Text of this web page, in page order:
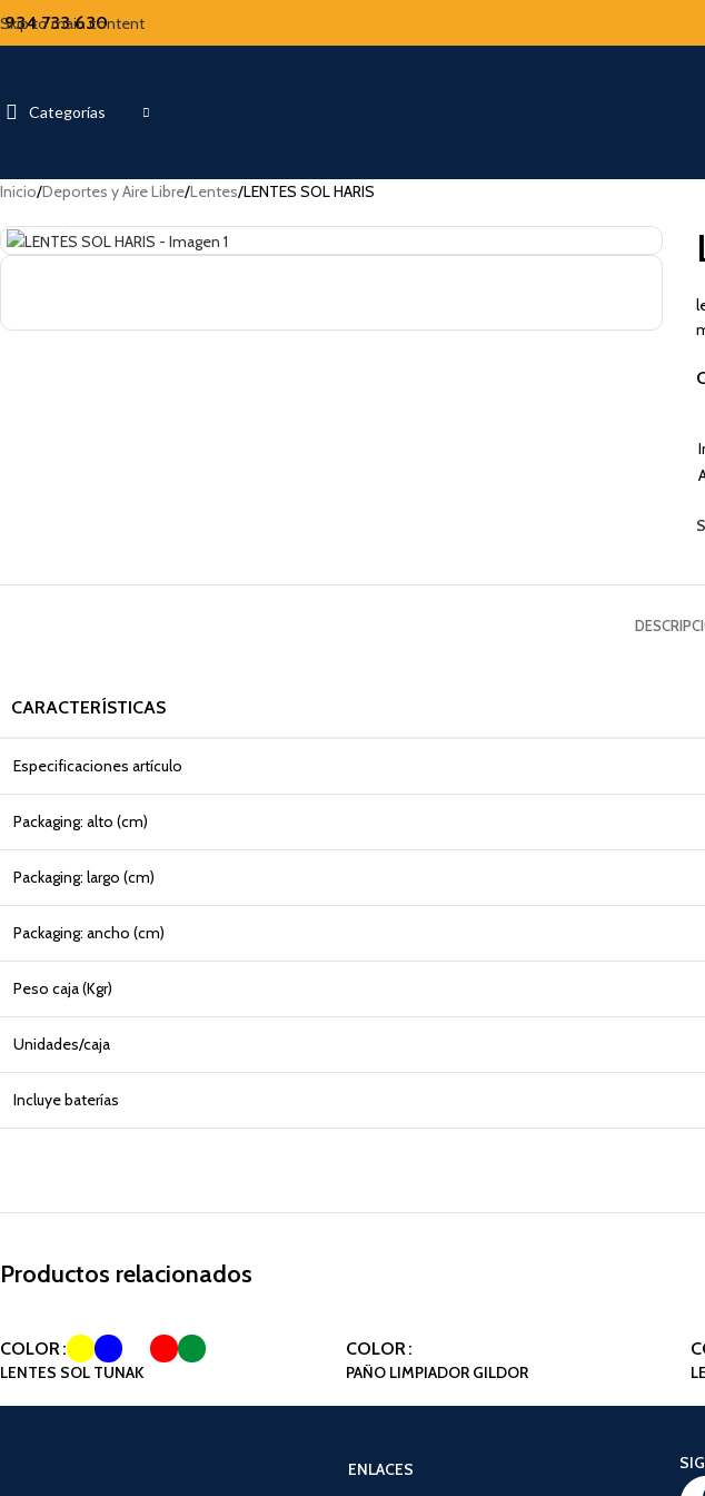
Skip to main content
934 733 630
Categorías
Inicio Deportes y Aire Libre Lentes LENTES SOL HARIS
CARACTERÍSTICAS
Especificaciones artículo
Packaging: alto (cm)
Packaging: largo (cm)
Packaging: ancho (cm)
Peso caja (Kgr)
Unidades/caja
Incluye baterías
Productos relacionados
COLOR
LENTES SOL TUNAK
COLOR
PAÑO LIMPIADOR GILDOR
ENLACES